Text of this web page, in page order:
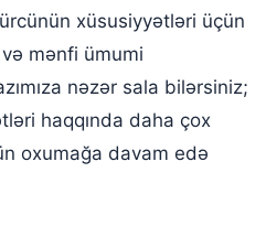
xüsusiyyətləri üçün
mənfi ümumi
nəzər sala bilərsiniz;
haqqında daha çox
oxumağa davam edə